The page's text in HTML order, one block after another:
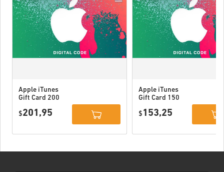
Apple iTunes
Gift Card 200
$201,95
Apple iTunes
Gift Card 150
$ 153,25